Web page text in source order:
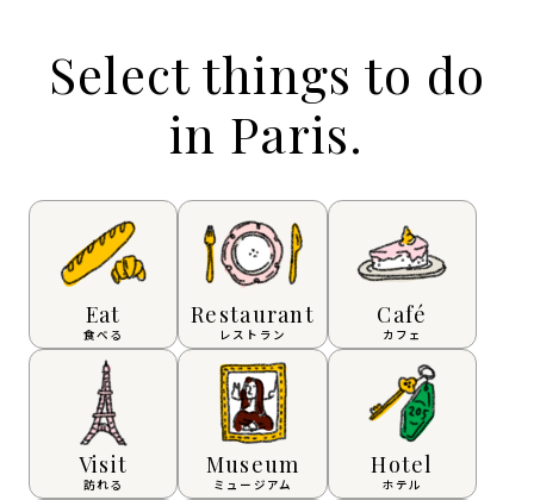
Select things to do
in Paris.
Eat
食べる
Restaurant
レストラン
Café
カフェ
Visit
訪れる
Museum
ミュージアム
Hotel
ホテル